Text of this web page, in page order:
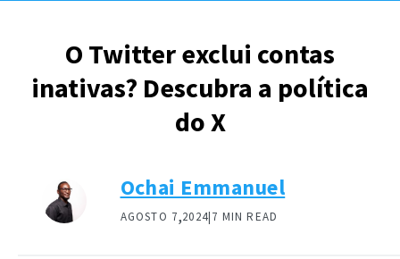
O Twitter exclui contas
inativas? Descubra a política
do X
Ochai Emmanuel
AGOSTO 7,2024|7 MIN READ